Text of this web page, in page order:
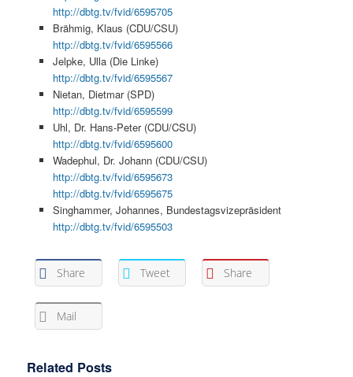
http://dbtg.tv/fvid/6595705
Brähmig, Klaus (CDU/CSU)
http://dbtg.tv/fvid/6595566
Jelpke, Ulla (Die Linke)
http://dbtg.tv/fvid/6595567
Nietan, Dietmar (SPD)
http://dbtg.tv/fvid/6595599
Uhl, Dr. Hans-Peter (CDU/CSU)
http://dbtg.tv/fvid/6595600
Wadephul, Dr. Johann (CDU/CSU)
http://dbtg.tv/fvid/6595673
http://dbtg.tv/fvid/6595675
Singhammer, Johannes, Bundestagsvizepräsident
http://dbtg.tv/fvid/6595503
Share Tweet Share
Mail
Related Posts